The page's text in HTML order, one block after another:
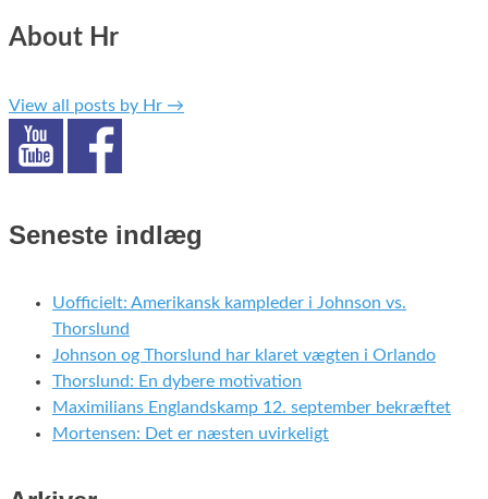
About Hr
View all posts by Hr →
Seneste indlæg
Uofficielt: Amerikansk kampleder i Johnson vs.
Thorslund
Johnson og Thorslund har klaret vægten i Orlando
Thorslund: En dybere motivation
Maximilians Englandskamp 12. september bekræftet
Mortensen: Det er næsten uvirkeligt